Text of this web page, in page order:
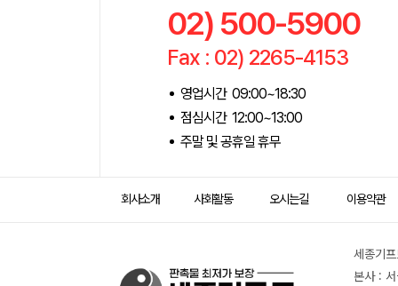
02) 500-5900
Fax : 02) 2265-4153
영업시간 09:00~18:30
점심시간 12:00~13:00
주말 및 공휴일 휴무
회사소개 사회활동 오시는길 이용약관
세종기
본사 :